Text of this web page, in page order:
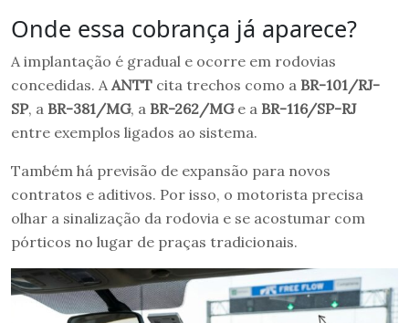
Onde essa cobrança já aparece?
A implantação é gradual e ocorre em rodovias
concedidas. A ANTT cita trechos como a BR-101/RJ-
SP, a BR-381/MG, a BR-262/MGe a BR-116/SP-RJ
entre exemplos ligados ao sistema.
Também há previsão de expansão para novos
contratos e aditivos. Por isso, o motorista precisa
olhar a sinalização da rodovia e se acostumar com
pórticos no lugar de praças tradicionais.